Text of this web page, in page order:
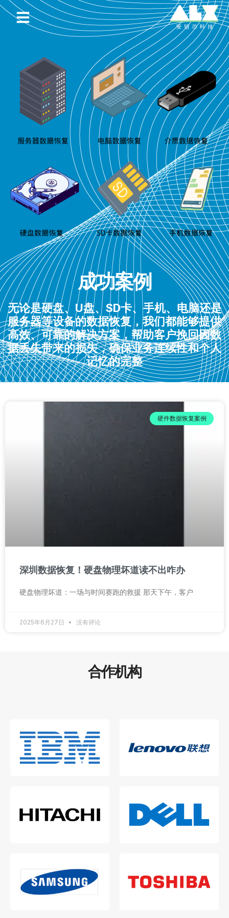
成功案例
无论是硬盘、U盘、SD卡、手机、电脑还是
服务器等设备的数据恢复，我们都能够提供
高效、可靠的解决方案，帮助客户挽回因数
据丢失带来的损失，确保业务连续性和个人
记忆的完整
硬件数据恢复案例
深圳数据恢复！硬盘物理坏道读不出咋办
硬盘物理坏道：一场与时间赛跑的救援 那天下午，客户
2025年6月27日 没有评论
合作机构